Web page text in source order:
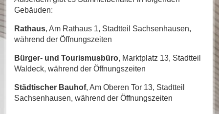
Gebäuden:
Rathaus, Am Rathaus 1, Stadtteil Sachsenhausen,
während der Öffnungszeiten
Bürger- und Tourismusbüro, Marktplatz 13, Stadtteil
Waldeck, während der Öffnungszeiten
Städtischer Bauhof, Am Oberen Tor 13, Stadtteil
Sachsenhausen, während der Öffnungszeiten